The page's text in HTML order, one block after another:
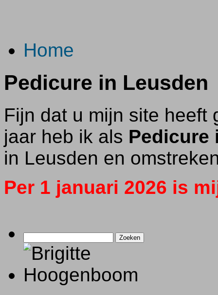
Spring
naar
Home
Pedicure in Leusden
Fijn dat u mijn site heeft
jaar heb ik als Pedicure
in Leusden en
Per 1 januari 2026 is
naar: